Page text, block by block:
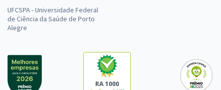
UFCSPA - Universidade Federal
de Ciência da Saúde de Porto
Alegre
RA 1000